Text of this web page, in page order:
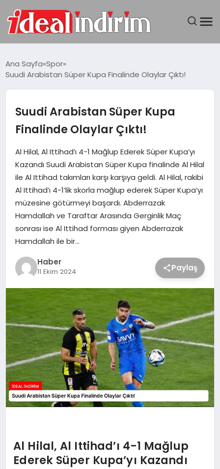
DÜNYA
SEYAHAT
TEKNOLOJI
YAŞAM
Ana Sayfa Spor
Suudi Arabistan Süper Kupa Finalinde Olaylar Çıktı!
Suudi Arabistan Süper Kupa
Finalinde Olaylar Çıktı!
Al Hilal, Al Ittihad’ı 4-1 Mağlup Ederek Süper Kupa’yı
Kazandı Suudi Arabistan Süper Kupa finalinde Al Hilal
ile Al Ittihad takımları karşı karşıya geldi. Al Hilal, rakibi
Al Ittihad’ı 4-1’lik skorla mağlup ederek Süper Kupa’yı
müzesine götürmeyi başardı. Abderrazak
Hamdallah ve Taraftar Arasında Gerginlik Maç
sonrası ise Al Ittihad forması giyen Abderrazak
Hamdallah ile bir…
Haber
11 Ekim 2024 Paylaş
Al Hilal, Al Ittihad’ı 4-1 Mağlup
Ederek Süper Kupa’yı Kazandı